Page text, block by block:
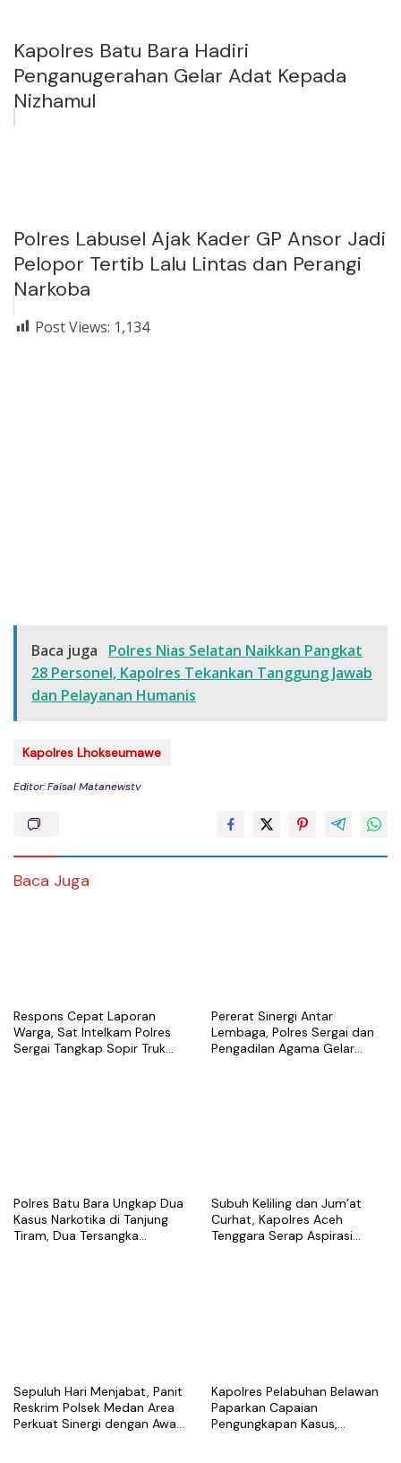
Kapolres Batu Bara Hadiri
Penganugerahan Gelar Adat Kepada
Nizhamul
Polres Labusel Ajak Kader GP Ansor Jadi
Pelopor Tertib Lalu Lintas dan Perangi
Narkoba
Post Views: 1,134
Baca juga
Polres Nias Selatan Naikkan Pangkat
28 Personel, Kapolres Tekankan Tanggung Jawab
dan Pelayanan Humanis
Kapolres Lhokseumawe
Editor: Faisal Matanewstv
Baca Juga
Respons Cepat Laporan
Warga, Sat Intelkam Polres
Sergai Tangkap Sopir Truk
Pererat Sinergi Antar
Lembaga, Polres Sergai dan
Pengadilan Agama Gelar
Polres Batu Bara Ungkap Dua
Kasus Narkotika di Tanjung
Tiram, Dua Tersangka
Subuh Keliling dan Jum’at
Curhat, Kapolres Aceh
Tenggara Serap Aspirasi
Sepuluh Hari Menjabat, Panit
Reskrim Polsek Medan Area
Perkuat Sinergi dengan Awak
Kapolres Pelabuhan Belawan
Paparkan Capaian
Pengungkapan Kasus,